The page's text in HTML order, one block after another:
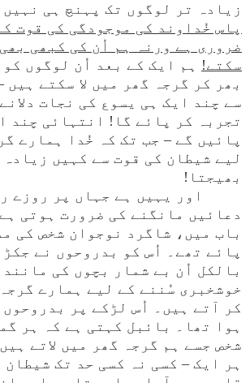
زیادہ تر لوگوں تک پہنچ ہی نہیں
پاس خُداوند کی موجودگی کی قوت
ضروری ہے ورنہ ہم اُن کی کبھی
سکتے! ہم ایک کے بعد اُن لوگوں
بھر کر گرجہ گھر میں لا سکتے ہیں
سے چند ایک ہی یسوع کی نجات
تجربہ کر پائے گا! انتہائی چند
پائیں گے – جب تک کہ خُدا ہمارے
لیے شیطان کی قوت سے کہیں
بھیجتا!
اور یہیں ہے جہاں پر روزے
دعائیں مانگنے کی ضرورت ہوتی
باب میں، شاگرد نوجوان شخص کی
پائے تھے۔ اُس کو بدروحوں نے
بالکل اُن بے شمار بچوں کی مانند
خوشخبری سُننے کے لیے ہمارے
کر آتے ہیں۔ اُس لڑکے پر بدروحوں
ہوا تھا۔ بائبل کہتی ہے کہ ہر
شخص جسے ہم گرجہ گھر میں لاتے
ہر ایک – کسی نہ کسی حد تک